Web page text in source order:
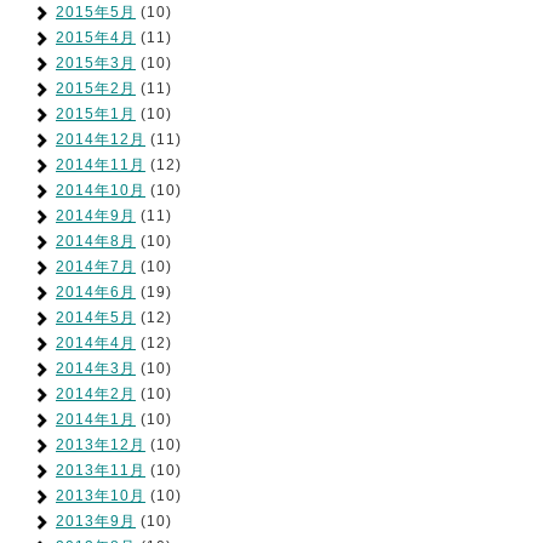
2015年5月 (10)
2015年4月 (11)
2015年3月 (10)
2015年2月 (11)
2015年1月 (10)
2014年12月 (11)
2014年11月 (12)
2014年10月 (10)
2014年9月 (11)
2014年8月 (10)
2014年7月 (10)
2014年6月 (19)
2014年5月 (12)
2014年4月 (12)
2014年3月 (10)
2014年2月 (10)
2014年1月 (10)
2013年12月 (10)
2013年11月 (10)
2013年10月 (10)
2013年9月 (10)